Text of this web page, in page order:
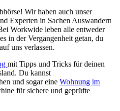
Wir haben auch unser
Experten in Sachen Auswandern
Workwide leben alle entweder
in der Vergangenheit getan, du
uns verlassen.
mit Tipps und Tricks für deinen
Du kannst
und sogar eine Wohnung im
für sichere und geprüfte